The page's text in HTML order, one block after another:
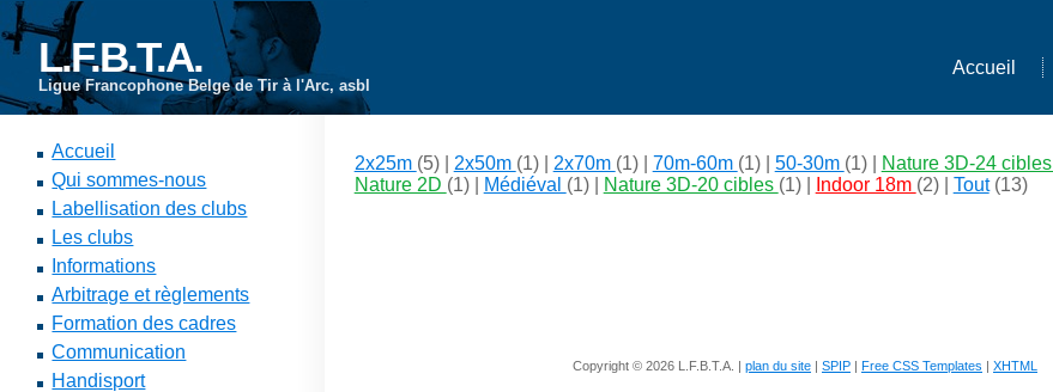
L.F.B.T.A.
Ligue Francophone Belge de Tir à l'Arc, asbl
Accueil
Accueil
Qui sommes-nous
Labellisation des clubs
Les clubs
Informations
Arbitrage et règlements
Formation des cadres
Communication
Handisport
2x25m (5) | 2x50m (1) | 2x70m (1) | 70m-60m (1) | 50-30m (1) | Nature 3D-24 cibles
Nature 2D (1) | Médiéval (1) | Nature 3D-20 cibles (1) | Indoor 18m (2) | Tout(13)
Copyright © 2026 L.F.B.T.A. | plan du site | SPIP | Free CSS Templates | XHTML